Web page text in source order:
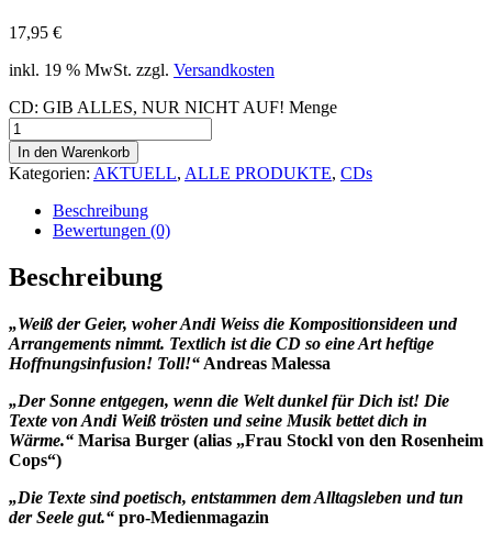
17,95 €
inkl. 19 % MwSt. zzgl. Versandkosten
CD: GIB ALLES, NUR NICHT AUF! Menge
In den Warenkorb
Kategorien: AKTUELL, ALLE PRODUKTE, CDs
Beschreibung
Bewertungen (0)
Beschreibung
„Weiß der Geier, woher Andi Weiss die Kompositionsideen und
Arrangements nimmt. Textlich ist die CD so eine Art heftige
Hoffnungsinfusion! Toll!“ Andreas Malessa
„Der Sonne entgegen, wenn die Welt dunkel für Dich ist! Die
Texte von Andi Weiß trösten und seine Musik bettet dich in
Wärme.“ Marisa Burger (alias „Frau Stockl von den Rosenheim
Cops“)
„Die Texte sind poetisch, entstammen dem Alltagsleben und tun
der Seele gut.“ pro-Medienmagazin